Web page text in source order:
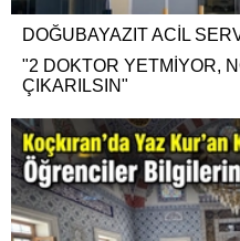
DOĞUBAYAZIT ACİL
"2 DOKTOR YETMİYOR,
ÇIKARILSIN"